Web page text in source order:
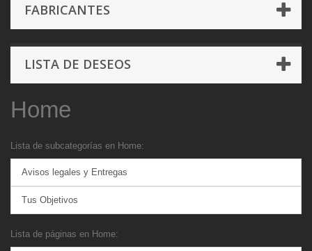
FABRICANTES
LISTA DE DESEOS
Home
Lista de subcategorías en Home:
Avisos legales y Entregas
Tus Objetivos
Lista de páginas en Home: